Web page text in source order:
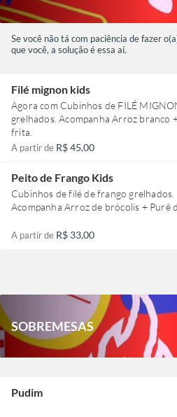
Se você não tá com paciência de fazer
que você, a solução é essa aí.
Filé mignon kids
Agora com Cubinhos de FILÉ
grelhados. Acompanha Arroz branco
frita.
A partir de R$ 45,00
Peito de Frango Kids
Cubinhos de filé de frango grelhados.
Acompanha Arroz de brócolis + Purê
A partir de R$ 33,00
SOBREMESAS
Pudim